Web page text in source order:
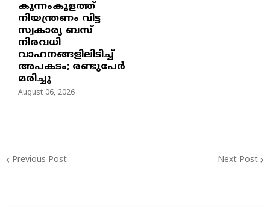
കുന്നംകുളത്ത്
നിയന്ത്രണം വിട്ട
സ്വകാര്യ ബസ്
നിരവധി
വാഹനങ്ങളിലിടിച്ച്
അപകടം; രണ്ടുപേർ
മരിച്ചു
August 06, 2026
Previous Post Next Post